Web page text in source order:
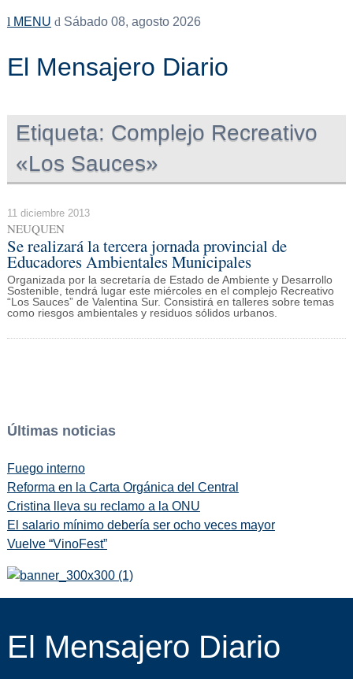
MENU Sábado 08, agosto 2026
El Mensajero Diario
Etiqueta: Complejo Recreativo
«Los Sauces»
11 diciembre 2013
NEUQUEN
Se realizará la tercera jornada provincial de
Educadores Ambientales Municipales
Organizada por la secretaría de Estado de Ambiente y Desarrollo
Sostenible, tendrá lugar este miércoles en el complejo Recreativo
“Los Sauces” de Valentina Sur. Consistirá en talleres sobre temas
como riesgos ambientales y residuos sólidos urbanos.
Últimas noticias
Fuego interno
Reforma en la Carta Orgánica del Central
Cristina lleva su reclamo a la ONU
El salario mínimo debería ser ocho veces mayor
Vuelve “VinoFest”
El Mensajero Diario